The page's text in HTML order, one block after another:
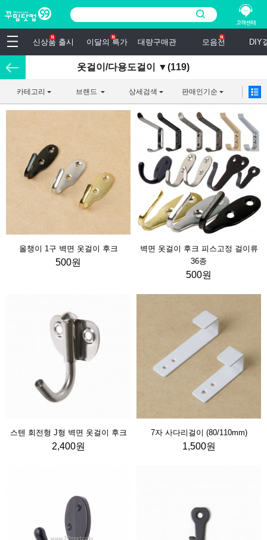
신상품 출시 이달의 특가 대량구매관 모음전 DIY
옷걸이/다용도걸이 ▼(119)
카테고리 브랜드 상세검색 판매인기순
올챙이 1구 벽면 옷걸이 후크
500원
벽면 옷걸이 후크 피스고정 걸이류
36종
500원
스텐 회전형 J형 벽면 옷걸이 후크
2,400원
7자 사다리걸이 (80/110mm)
1,500원